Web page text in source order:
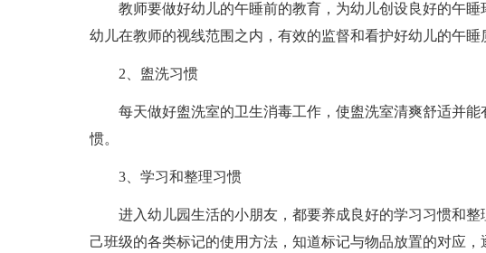
教师要做好幼儿的午睡前的教育，为幼儿创设良好的午睡
幼儿在教师的视线范围之内，有效的监督和看护好幼儿的午睡
2、盥洗习惯
每天做好盥洗室的卫生消毒工作，使盥洗室清爽舒适并能
惯。
3、学习和整理习惯
进入幼儿园生活的小朋友，都要养成良好的学习习惯和整
己班级的各类标记的使用方法，知道标记与物品放置的对应